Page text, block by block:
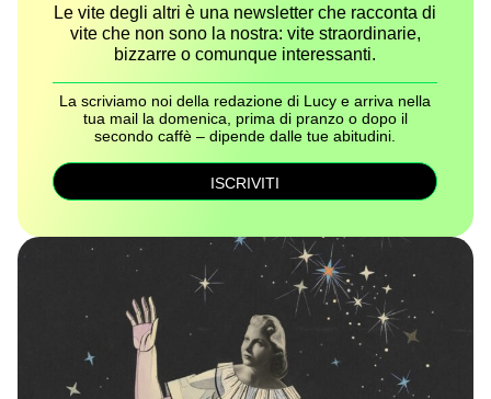
Le vite degli altri è una newsletter che racconta di
vite che non sono la nostra: vite straordinarie,
bizzarre o comunque interessanti.
La scriviamo noi della redazione di Lucy e arriva nella
tua mail la domenica, prima di pranzo o dopo il
secondo caffè – dipende dalle tue abitudini.
ISCRIVITI